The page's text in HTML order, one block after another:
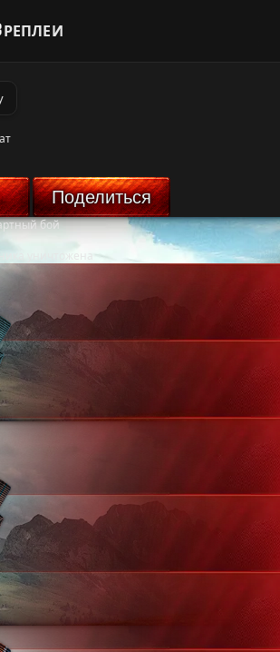
РЕПЛЕИ
Поделиться
бой
уничтожена